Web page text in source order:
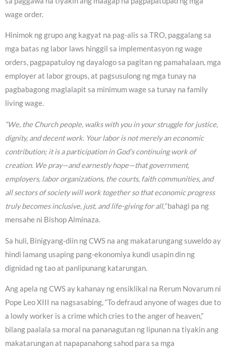
wage order.
Hinimok ng grupo ang kagyat na pag-alis sa TRO, paggalang sa
mga batas ng labor laws hinggil sa implementasyon ng wage
orders, pagpapatuloy ng dayalogo sa pagitan ng pamahalaan, mga
employer at labor groups, at pagsusulong ng mga tunay na
pagbabagong maglalapit sa minimum wage sa tunay na family
living wage.
“We, the Church people, walks with you in your struggle for justice,
dignity, and decent work. Your labor is not merely an economic
contribution; it is a participation in God’s continuing work of
creation. We pray—and earnestly hope—that government,
employers, labor organizations, the courts, faith communities, and
all sectors of society will work together so that economic progress
truly becomes inclusive, just, and life-giving for all,”bahagi pa ng
mensahe ni Bishop Alminaza.
Sa huli, Binigyang-diin ng CWS na ang makatarungang suweldo ay
hindi lamang usaping pang-ekonomiya kundi usapin din ng
dignidad ng tao at panlipunang katarungan.
Ang apela ng CWS ay kahanay ng ensiklikal na Rerum Novarum ni
Pope Leo XIII na nagsasabing, “To defraud anyone of wages due to
a lowly worker is a crime which cries to the anger of heaven,”
bilang paalala sa moral na pananagutan ng lipunan na tiyakin ang
makatarungan at napapanahong sahod para sa mga